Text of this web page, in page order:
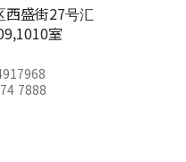
西盛街27号汇
室
7888